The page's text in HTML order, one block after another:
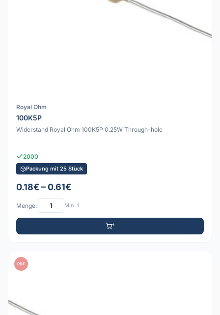
Royal Ohm
100K5P
Widerstand Royal Ohm 100K5P 0.25W Through-hole
2000
Packung mit 25 Stück
0.18€ – 0.61€
Menge: Min: 1
PDF